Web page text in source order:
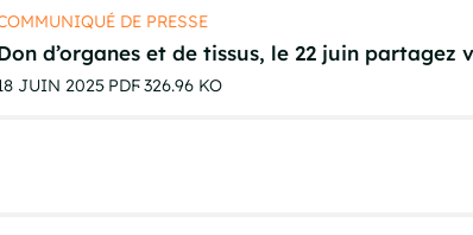
DE PRESSE
d’organes et de tissus, le 22 juin
JUIN 2025 PDF 326.96 KO